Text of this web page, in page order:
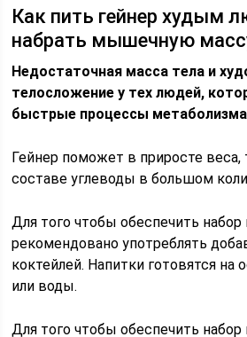
Как пить гейнер худым
набрать мышечную
Недостаточная масса тела и
телосложение у тех людей,
быстрые процессы
Гейнер поможет в приросте веса,
составе углеводы в большом
Для того чтобы обеспечить набор
рекомендовано употреблять
коктейлей. Напитки готовятся на
или воды.
Для того чтобы обеспечить набор